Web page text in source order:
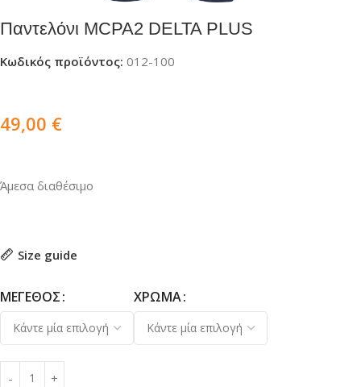
Παντελόνι MCPA2 DELTA PLUS
Κωδικός προϊόντος: 012-100
49,00 €
Άμεσα διαθέσιμο
Size guide
ΜΈΓΕΘΟΣ ΧΡΏΜΑ